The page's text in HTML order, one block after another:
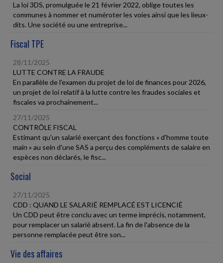
La loi 3DS, promulguée le 21 février 2022, oblige toutes les
communes à nommer et numéroter les voies ainsi que les lieux-
dits. Une société ou une entreprise...
Fiscal TPE
28/11/2025
LUTTE CONTRE LA FRAUDE
En parallèle de l'examen du projet de loi de finances pour 2026,
un projet de loi relatif à la lutte contre les fraudes sociales et
fiscales va prochainement...
27/11/2025
CONTRÔLE FISCAL
Estimant qu'un salarié exerçant des fonctions « d'homme toute
main » au sein d'une SAS a perçu des compléments de salaire en
espèces non déclarés, le fisc...
Social
27/11/2025
CDD : QUAND LE SALARIÉ REMPLACÉ EST LICENCIÉ
Un CDD peut être conclu avec un terme imprécis, notamment,
pour remplacer un salarié absent. La fin de l'absence de la
personne remplacée peut être son...
Vie des affaires